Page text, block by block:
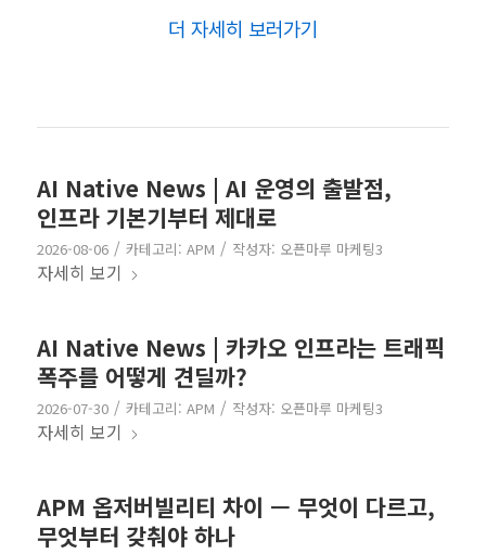
더 자세히 보러가기
AI Native News | AI 운영의 출발점,
인프라 기본기부터 제대로
2026-08-06 / 카테고리: APM / 작성자: 오픈마루 마케팅3
자세히 보기
AI Native News | 카카오 인프라는 트래픽
폭주를 어떻게 견딜까?
2026-07-30 / 카테고리: APM / 작성자: 오픈마루 마케팅3
자세히 보기
APM 옵저버빌리티 차이 — 무엇이 다르고,
무엇부터 갖춰야 하나